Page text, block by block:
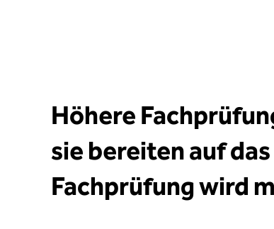
Höhere
sie bereiten auf
Fachprüfung wird